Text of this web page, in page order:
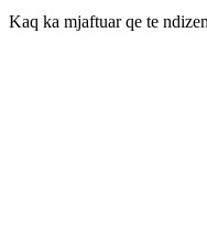
Kaq ka mjaftuar qe te